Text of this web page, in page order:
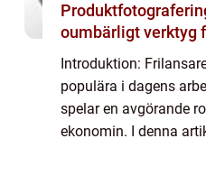
oumbärligt verktyg
Introduktion:
populära i dagens
spelar en avgörande
ekonomin. I denna